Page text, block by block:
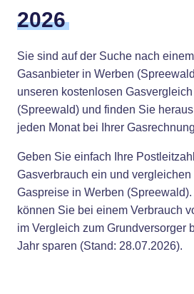
2026
Sie sind auf der Suche nach
Gasanbieter in Werben
unseren kostenlosen
(Spreewald) und finden Sie
jeden Monat bei Ihrer
Geben Sie einfach Ihre
Gasverbrauch ein und
Gaspreise in Werben
können Sie bei einem Verbrauch
im Vergleich zum Grundversorger
Jahr sparen (Stand: 28.07.2026).